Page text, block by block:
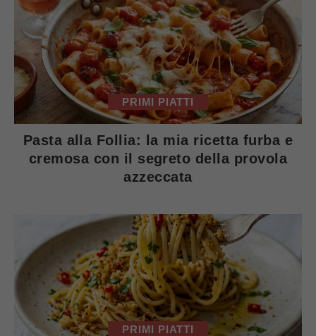
PRIMI PIATTI
Pasta alla Follia: la mia ricetta furba e
cremosa con il segreto della provola
azzeccata
PRIMI PIATTI